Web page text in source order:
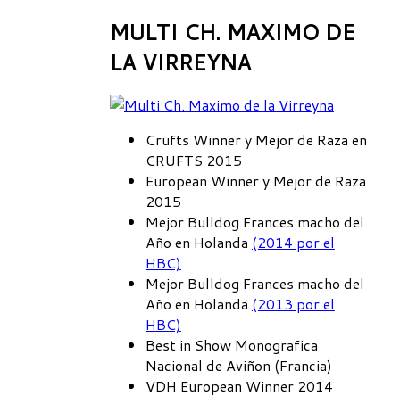
MULTI CH. MAXIMO DE
LA VIRREYNA
Crufts Winner y Mejor de Raza en
CRUFTS 2015
European Winner y Mejor de Raza
2015
Mejor Bulldog Frances macho del
Año en Holanda (2014 por el
HBC)
Mejor Bulldog Frances macho del
Año en Holanda (2013 por el
HBC)
Best in Show Monografica
Nacional de Aviñon (Francia)
VDH European Winner 2014